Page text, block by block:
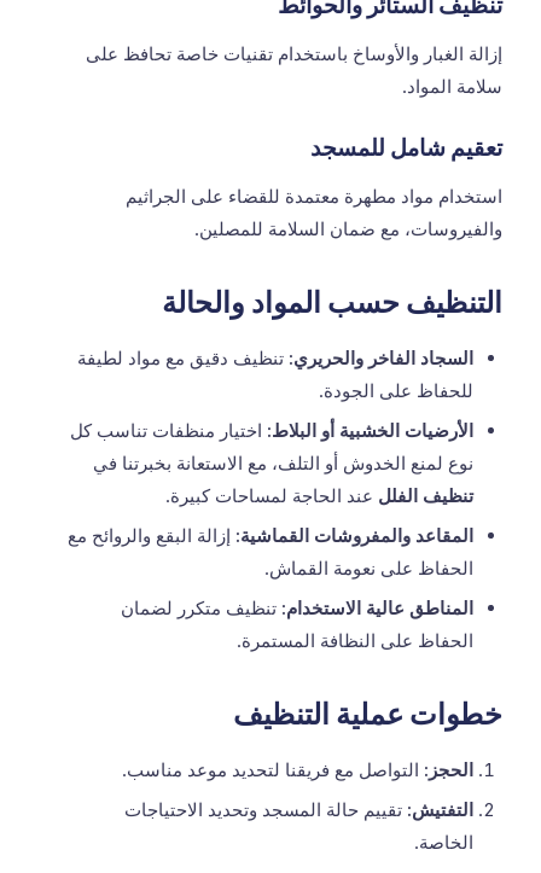
تنظيف الستائر والحوائط
إزالة الغبار والأوساخ باستخدام تقنيات خاصة تحافظ على
سلامة المواد.
تعقيم شامل للمسجد
استخدام مواد مطهرة معتمدة للقضاء على الجراثيم
والفيروسات، مع ضمان السلامة للمصلين.
التنظيف حسب المواد والحالة
السجاد الفاخر والحريري: تنظيف دقيق مع مواد لطيفة
للحفاظ على الجودة.
الأرضيات الخشبية أو البلاط: اختيار منظفات تناسب كل
نوع لمنع الخدوش أو التلف، مع الاستعانة بخبرتنا في
تنظيف الفلل عند الحاجة لمساحات كبيرة.
المقاعد والمفروشات القماشية: إزالة البقع والروائح مع
الحفاظ على نعومة القماش.
المناطق عالية الاستخدام: تنظيف متكرر لضمان
الحفاظ على النظافة المستمرة.
خطوات عملية التنظيف
الحجز: التواصل مع فريقنا لتحديد موعد مناسب.
التفتيش: تقييم حالة المسجد وتحديد الاحتياجات
الخاصة.